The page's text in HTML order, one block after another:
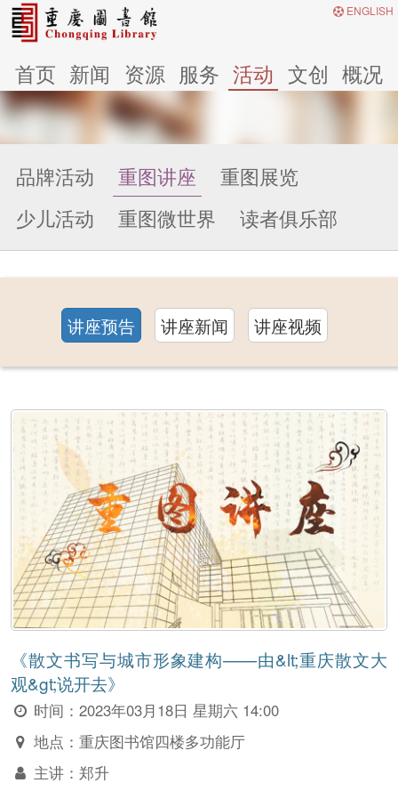
ENGLISH
首页 新闻 资源 服务 活动 文创 概况
品牌活动 重图讲座
重图展览
少儿活动
重图微世界 读者俱乐部
讲座预告 讲座新闻 讲座视频
《散文书写与城市形象建构——由&lt;重庆散文大
观&gt;说开去》
时间：2023年03月18日 星期六 14:00
地点：重庆图书馆四楼多功能厅
主讲：郑升